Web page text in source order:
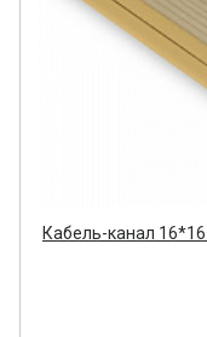
Кабель-канал